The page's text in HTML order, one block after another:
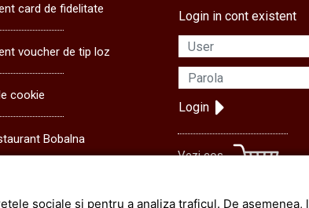
card de fidelitate
voucher de tip loz
cookie
Bobalna
Events
Login in cont existent
Login
Vezi cos
sociale si pentru a analiza traficul. De